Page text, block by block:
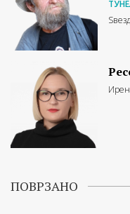
ПОВРЗАНО